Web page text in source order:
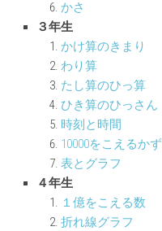
かさ
３年生
かけ算のきまり
わり算
たし算のひっ算
ひき算のひっさん
時刻と時間
10000をこえるかず
表とグラフ
４年生
１億をこえる数
折れ線グラフ